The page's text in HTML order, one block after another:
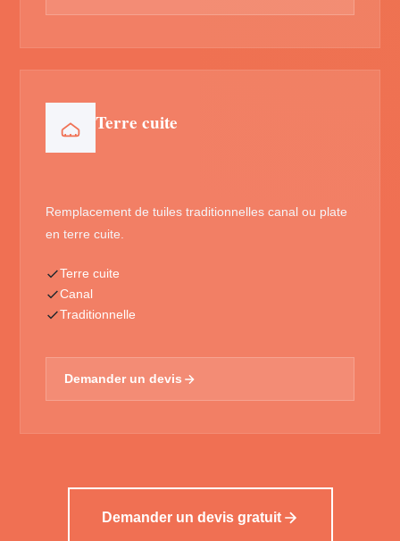
Terre cuite
Remplacement de tuiles traditionnelles canal ou plate
en terre cuite.
Terre cuite
Canal
Traditionnelle
Demander un devis
Demander un devis gratuit